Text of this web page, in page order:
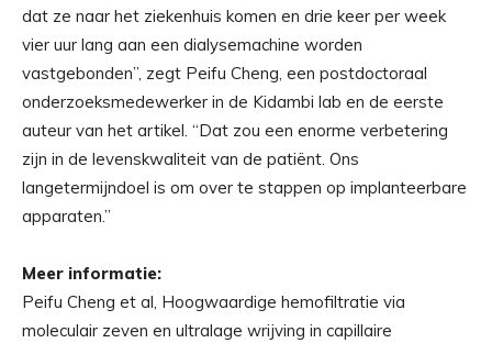
dat ze naar het ziekenhuis komen en drie keer per week
vier uur lang aan een dialysemachine worden
vastgebonden”, zegt Peifu Cheng, een postdoctoraal
onderzoeksmedewerker in de Kidambi lab en de eerste
auteur van het artikel. “Dat zou een enorme verbetering
zijn in de levenskwaliteit van de patiënt. Ons
langetermijndoel is om over te stappen op implanteerbare
apparaten.”
Meer informatie:
Peifu Cheng et al, Hoogwaardige hemofiltratie via
moleculair zeven en ultralage wrijving in capillaire